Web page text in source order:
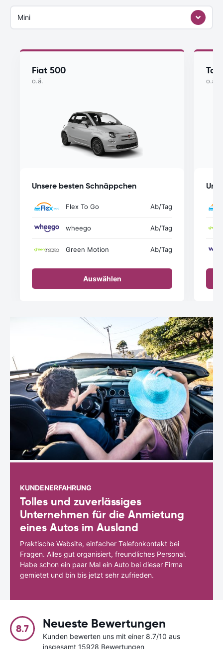
Mini
Fiat 500
o.ä.
Unsere besten Schnäppchen
Flex To Go Ab/Tag
wheego Ab/Tag
Green Motion Ab/Tag
Auswählen
o.ä.
KUNDENERFAHRUNG
Tolles und zuverlässiges
Unternehmen für die Anmietung
eines Autos im Ausland
Praktische Website, einfacher Telefonkontakt bei
Fragen. Alles gut organisiert, freundliches Personal.
Habe schon ein paar Mal ein Auto bei dieser Firma
gemietet und bin bis jetzt sehr zufrieden.
8.7 Neueste Bewertungen
Kunden bewerten uns mit einer 8.7/10 aus
insgesamt 15928 Bewertungen